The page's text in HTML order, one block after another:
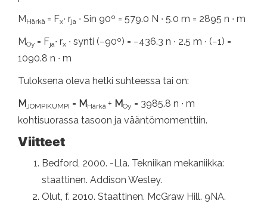
MHärkä = Fx∙ rja ∙ Sin 90º = 579.0 N ∙ 5.0 m = 2895 n ∙ m
MOy = Fja∙ rx ∙ synti (−90º) = −436.3 n ∙ 2.5 m ∙ (−1) =
1090.8 n ∙ m
Tuloksena oleva hetki suhteessa tai on:
M JOMPIKUMPI = MHärkä + MOy = 3985.8 n ∙ m
kohtisuorassa tasoon ja vääntömomenttiin.
Viitteet
Bedford, 2000. -Lla. Tekniikan mekaniikka:
staattinen. Addison Wesley.
Olut, f. 2010. Staattinen. McGraw Hill. 9NA.